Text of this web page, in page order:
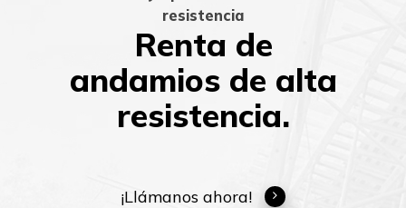
resistencia
Renta de
andamios de alta
resistencia.
¡Llámanos ahora!